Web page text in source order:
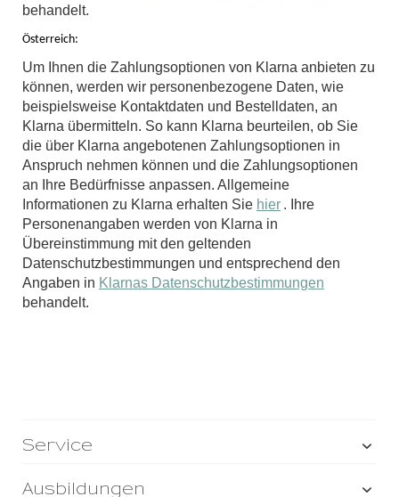
behandelt.
Österreich:
Um Ihnen die Zahlungsoptionen von Klarna anbieten zu
können, werden wir personenbezogene Daten, wie
beispielsweise Kontaktdaten und Bestelldaten, an
Klarna übermitteln. So kann Klarna beurteilen, ob Sie
die über Klarna angebotenen Zahlungsoptionen in
Anspruch nehmen können und die Zahlungsoptionen
an Ihre Bedürfnisse anpassen. Allgemeine
Informationen zu Klarna erhalten Sie hier . Ihre
Personenangaben werden von Klarna in
Übereinstimmung mit den geltenden
Datenschutzbestimmungen und entsprechend den
Angaben in Klarnas Datenschutzbestimmungen
behandelt.
Service
Ausbildungen